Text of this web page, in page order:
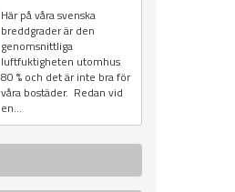
Här på våra svenska
breddgrader är den
genomsnittliga
luftfuktigheten utomhus
80 % och det är inte bra för
våra bostäder. Redan vid
en...